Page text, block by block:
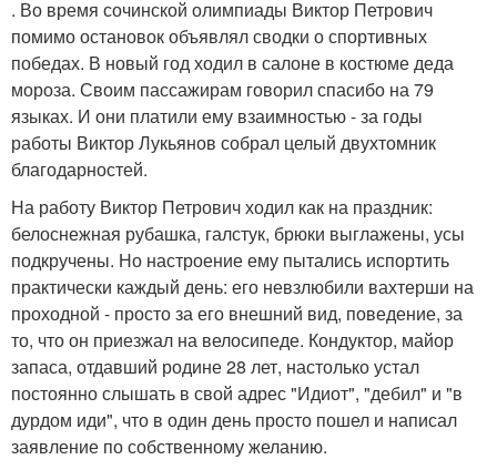
. Во время сочинской олимпиады Виктор Петрович
помимо остановок объявлял сводки о спортивных
победах. В новый год ходил в салоне в костюме деда
мороза. Своим пассажирам говорил спасибо на 79
языках. И они платили ему взаимностью - за годы
работы Виктор Лукьянов собрал целый двухтомник
благодарностей.
На работу Виктор Петрович ходил как на праздник:
белоснежная рубашка, галстук, брюки выглажены, усы
подкручены. Но настроение ему пытались испортить
практически каждый день: его невзлюбили вахтерши на
проходной - просто за его внешний вид, поведение, за
то, что он приезжал на велосипеде. Кондуктор, майор
запаса, отдавший родине 28 лет, настолько устал
постоянно слышать в свой адрес "Идиот", "дебил" и "в
дурдом иди", что в один день просто пошел и написал
заявление по собственному желанию.